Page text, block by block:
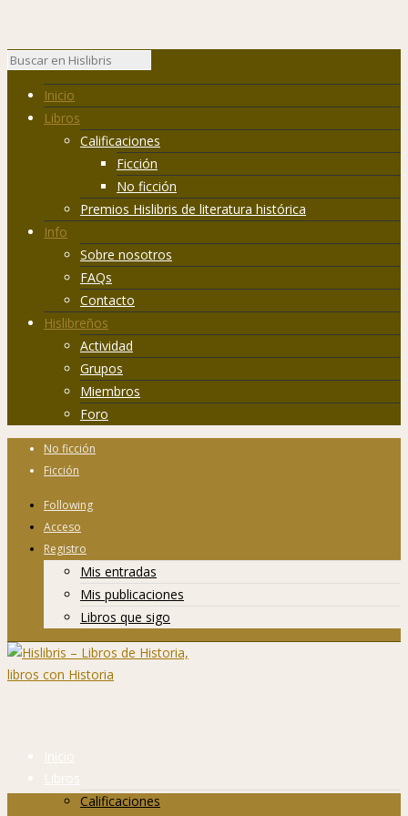
Inicio
Libros
Calificaciones
Ficción
No ficción
Premios Hislibris de literatura histórica
Info
Sobre nosotros
FAQs
Contacto
Hislibreños
Actividad
Grupos
Miembros
Foro
No ficción
Ficción
Following
Acceso
Registro
Mis entradas
Mis publicaciones
Libros que sigo
Inicio
Libros
Calificaciones